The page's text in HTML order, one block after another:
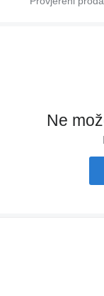
Ne